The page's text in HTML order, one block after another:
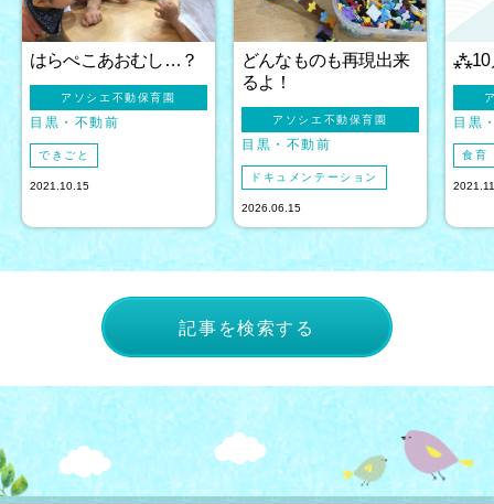
はらぺこあおむし…？
アソシエ不動保育園
目黒 不動前
できごと
2021.10.15
どんなものも再現出来
るよ！
アソシエ不動保育園
目黒 不動前
ドキュメンテーション
2026.06.15
⁂10
目黒
食育
記事を検索する